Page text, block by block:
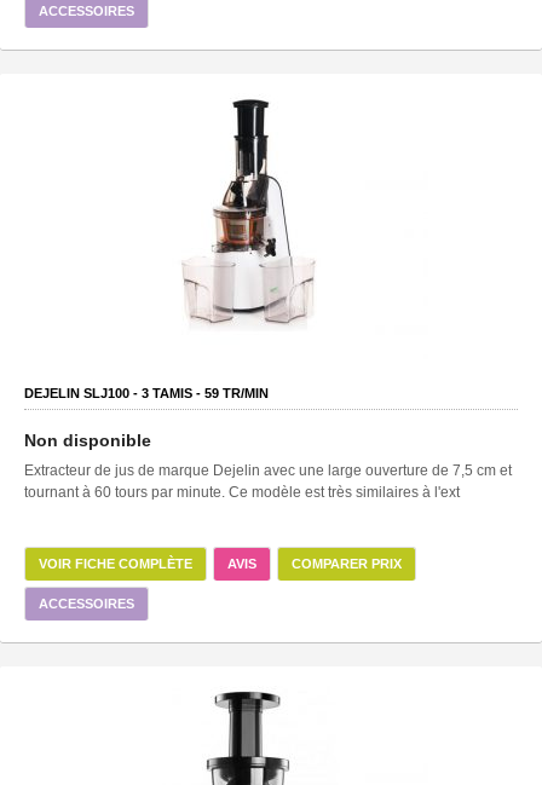
ACCESSOIRES
DEJELIN SLJ100 - 3 TAMIS - 59 TR/MIN
Non disponible
Extracteur de jus de marque Dejelin avec une large ouverture de 7,5 cm et
tournant à 60 tours par minute. Ce modèle est très similaires à l'ext
VOIR FICHE COMPLÈTE AVIS COMPARER PRIX
ACCESSOIRES